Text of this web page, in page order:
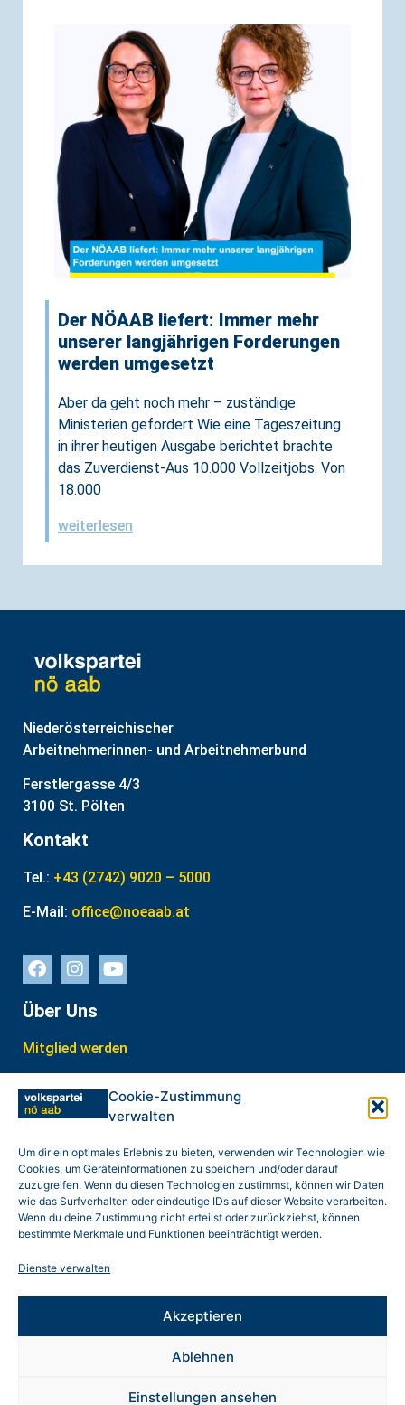
Cookie-Zustimmung
verwalten
Um dir ein optimales Erlebnis zu bieten, verwenden wir Technologien wie
Cookies, um Geräteinformationen zu speichern und/oder darauf
zuzugreifen. Wenn du diesen Technologien zustimmst, können wir Daten
wie das Surfverhalten oder eindeutige IDs auf dieser Website verarbeiten.
Wenn du deine Zustimmung nicht erteilst oder zurückziehst, können
bestimmte Merkmale und Funktionen beeinträchtigt werden.
Dienste verwalten
Akzeptieren
Ablehnen
Einstellungen ansehen
Der NÖAAB liefert: Immer mehr
unserer langjährigen Forderungen
werden umgesetzt
Aber da geht noch mehr – zuständige
Ministerien gefordert Wie eine Tageszeitung
in ihrer heutigen Ausgabe berichtet brachte
das Zuverdienst-Aus 10.000 Vollzeitjobs. Von
18.000
weiterlesen
Niederösterreichischer
Arbeitnehmerinnen- und Arbeitnehmerbund
Ferstlergasse 4/3
3100 St. Pölten
Kontakt
Tel.: +43 (2742) 9020 – 5000
E-Mail: office@noeaab.at
Über Uns
Mitglied werden
In Kontakt treten
weitere Links
Datenschutz
Impressum
Gewinnspiel
Arbeitnehmerinnen- und Arbeitnehmerbund | Alle